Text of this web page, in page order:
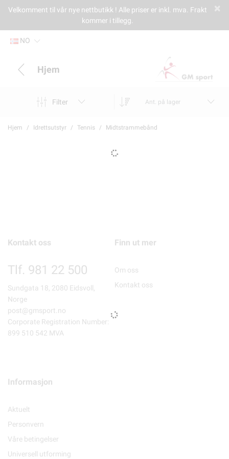
Velkomment til vår nye nettbutikk ! Alle priser er inkl. mva. Frakt
kommer i tillegg.
NO
Hjem
Filter Ant. på lager
Hjem Idrettsutstyr Tennis Midtstrammebånd
Kontakt oss
Tlf. 981 22 500
Sundgata 18, 2080 Eidsvoll,
Norge
post@gmsport.no
Corporate Registration Number:
899 510 542 MVA
Finn ut mer
Om oss
Kontakt oss
Informasjon
Aktuelt
Personvern
Våre betingelser
Universell utforming